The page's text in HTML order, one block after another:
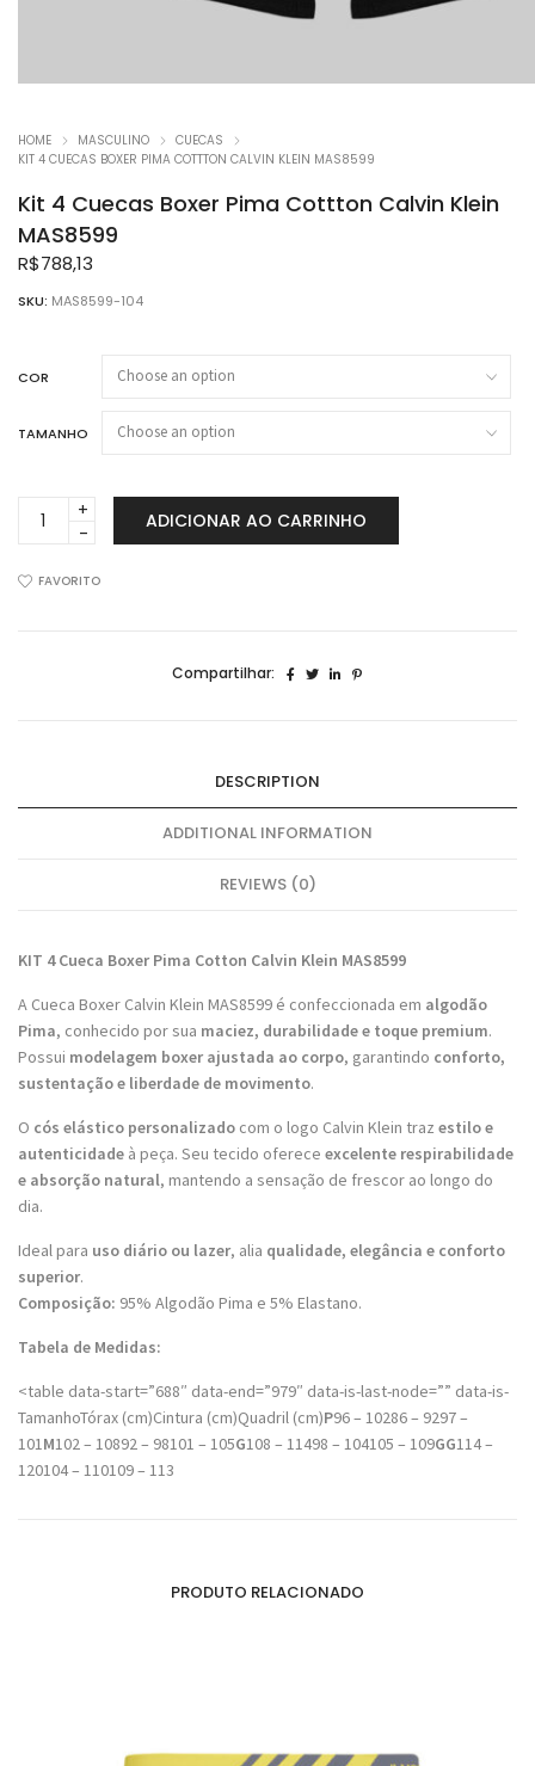
HOME MASCULINO
CUECAS
KIT 4 CUECAS BOXER PIMA COTTTON CALVIN KLEIN MAS8599
Kit 4 Cuecas Boxer Pima Cottton Calvin Klein
MAS8599
R$788,13
SKU: MAS8599-104
COR
TAMANHO
Boxer
ADICIONAR AO CARRINHO
FAVORITO
Compartilhar:
DESCRIPTION
ADDITIONAL INFORMATION
REVIEWS (0)
KIT 4 Cueca Boxer Pima Cotton Calvin Klein MAS8599
A Cueca Boxer Calvin Klein MAS8599 é confeccionada em algodão
Pima, conhecido por sua maciez, durabilidade e toque premium.
Possui modelagem boxer ajustada ao corpo, garantindo conforto,
sustentação e liberdade de movimento.
O cós elástico personalizado com o logo Calvin Klein traz estilo e
autenticidade à peça. Seu tecido oferece excelente respirabilidade
e absorção natural, mantendo a sensação de frescor ao longo do
dia.
Ideal para uso diário ou lazer, alia qualidade, elegância e conforto
superior.
Composição: 95% Algodão Pima e 5% Elastano.
Tabela de Medidas:
<table data-start=”688″ data-end=”979″ data-is-last-node=”” data-is-
TamanhoTórax (cm)Cintura (cm)Quadril (cm)P96 – 10286 – 9297 –
101 M102 – 10892 – 98101 – 105G108 – 11498 – 104105 – 109GG114 –
120104 – 110109 – 113
PRODUTO RELACIONADO